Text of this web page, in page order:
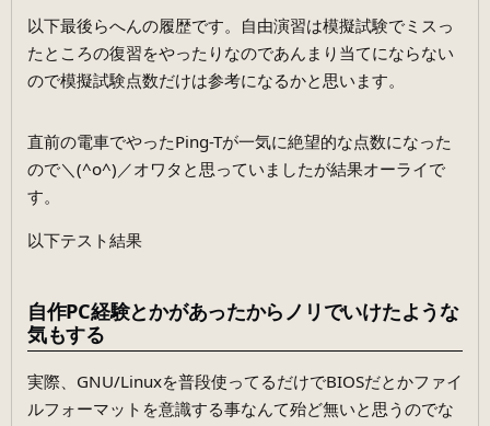
以下最後らへんの履歴です。自由演習は模擬試験でミスっ
たところの復習をやったりなのであんまり当てにならない
ので模擬試験点数だけは参考になるかと思います。
直前の電車でやったPing-Tが一気に絶望的な点数になった
ので＼(^o^)／オワタと思っていましたが結果オーライで
す。
以下テスト結果
自作PC経験とかがあったからノリでいけたような
気もする
実際、GNU/Linuxを普段使ってるだけでBIOSだとかファイ
ルフォーマットを意識する事なんて殆ど無いと思うのでな